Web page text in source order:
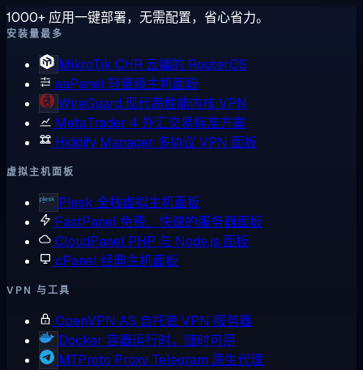
1000+ 应用一键部署，无需配置，省心省力。
安装量最多
MikroTik CHR 云端的 RouterOS
aaPanel轻量级主机面板
WireGuard 现代高性能内核 VPN
MetaTrader 4 外汇交易标准方案
Hiddify Manager 多协议 VPN 面板
虚拟主机面板
Plesk 全栈虚拟主机面板
FastPanel 免费、快速的服务器面板
CloudPanel PHP 与 Node.js 面板
cPanel经典主机面板
VPN 与工具
OpenVPN AS 自托管 VPN 服务器
Docker 容器运行时，随时可用
MTProto Proxy Telegram 原生代理